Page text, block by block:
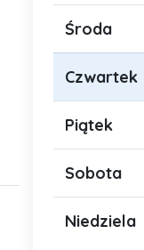
Środa
Czwartek
Piątek
Sobota
Niedziela